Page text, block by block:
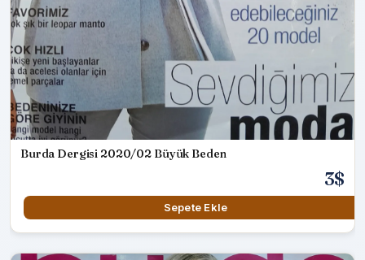
Burda Dergisi 2020/02 Büyük Beden
3$
Sepete Ekle